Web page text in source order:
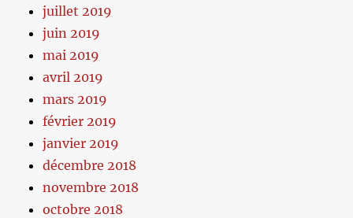
juillet 2019
juin 2019
mai 2019
avril 2019
mars 2019
février 2019
janvier 2019
décembre 2018
novembre 2018
octobre 2018